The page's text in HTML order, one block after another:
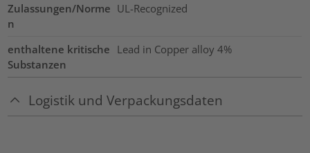
Zulassungen/Norme
n
UL-Recognized
enthaltene kritische
Substanzen
Lead in Copper alloy 4%
Logistik und Verpackungsdaten